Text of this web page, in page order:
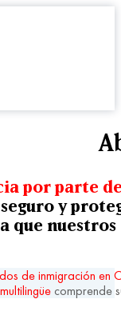
por parte
y
que
de inmigración en
multilingüe comprende